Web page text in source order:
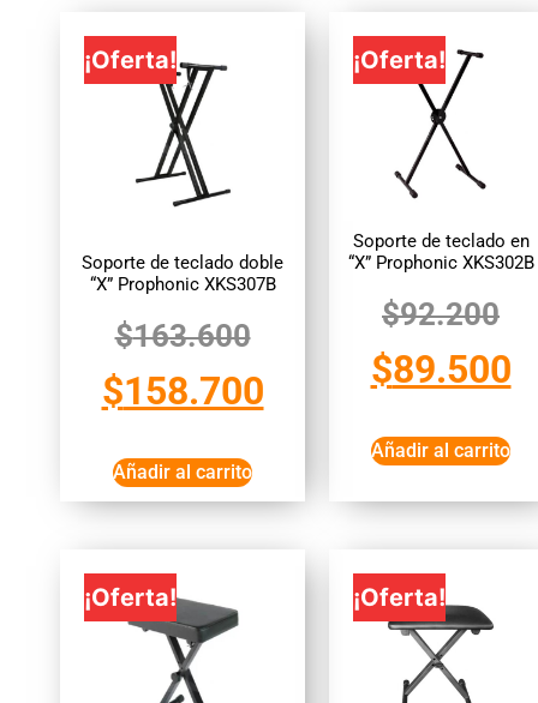
¡Oferta!
Soporte de teclado doble
“X” Prophonic XKS307B
$163.600
$158.700
Añadir al carrito
¡Oferta!
Soporte de teclado en
“X” Prophonic XKS302B
$92.200
$89.500
Añadir al carrito
¡Oferta! ¡Oferta!